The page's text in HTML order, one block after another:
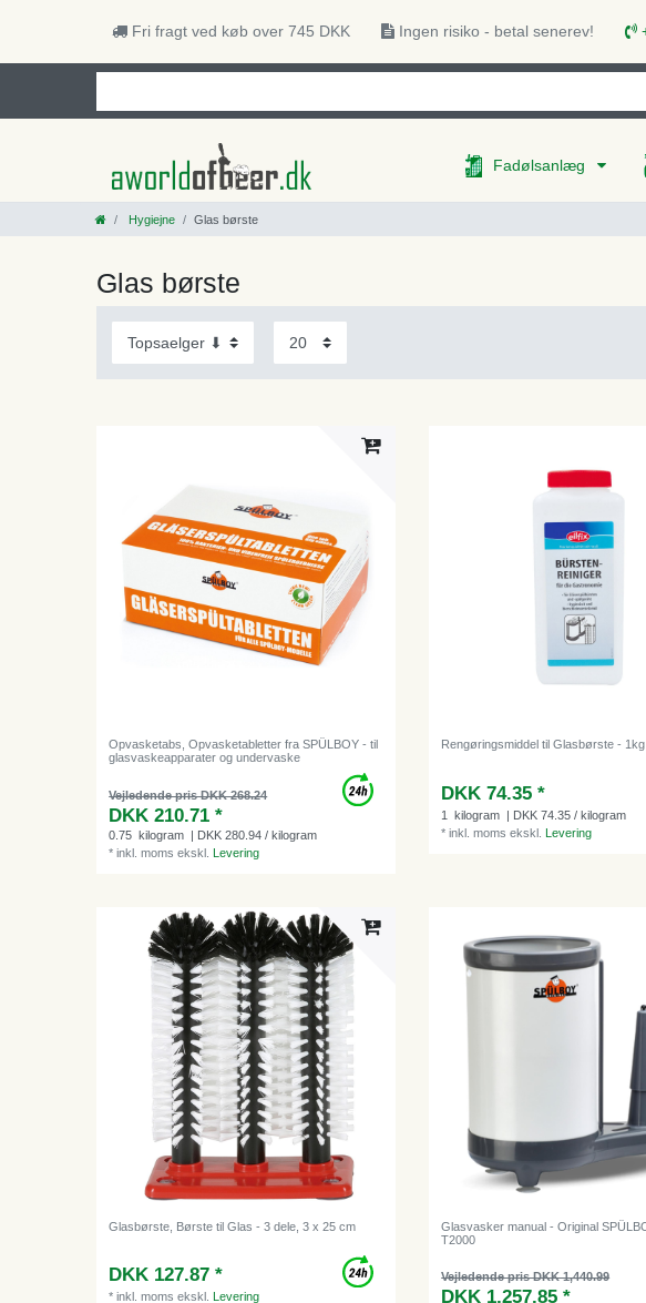
Fri fragt ved køb over 745 DKK Ingen risiko - betal senerev!
Fadølsanlæg
Hygiejne Glas børste
Glas børste
Opvasketabs, Opvasketabletter fra SPÜLBOY - til
glasvaskeapparater og undervaske
Vejledende pris DKK 268.24
DKK 210.71 *
0.75 kilogram | DKK 280.94 / kilogram
*inkl. moms ekskl.Levering
Rengøringsmiddel til Glasbørste - 1kg
DKK 74.35 *
1 kilogram | DKK 74.35 / kilogram
*inkl. moms ekskl.Levering
Glasbørste, Børste til Glas - 3 dele, 3 x 25 cm
DKK 127.87 *
*inkl. moms ekskl. Levering
Glasvasker manual - Original
T2000
Vejledende pris DKK 1,440.99
DKK 1,257.85 *